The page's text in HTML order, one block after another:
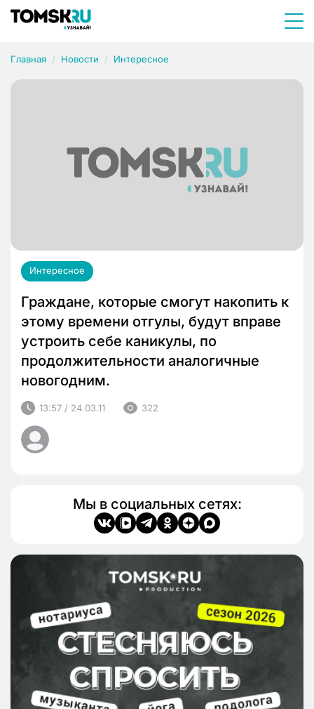
Главная Новости Интересное
Интересное
Граждане, которые смогут накопить к
этому времени отгулы, будут вправе
устроить себе каникулы, по
продолжительности аналогичные
новогодним.
13:57 / 24.03.11 322
Мы в социальных сетях: